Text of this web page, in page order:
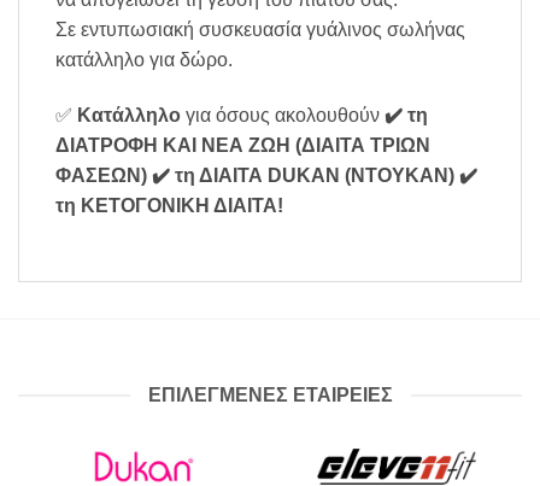
Σε εντυπωσιακή συσκευασία γυάλινος σωλήνας
κατάλληλο για δώρο.
✅ Κατάλληλο για όσους ακολουθούν ✔️ τη
ΔΙΑΤΡΟΦΗ ΚΑΙ ΝΕΑ ΖΩΗ (ΔΙΑΙΤΑ ΤΡΙΩΝ
ΦΑΣΕΩΝ) ✔️ τη ΔΙΑΙΤΑ DUKAN (ΝΤΟΥΚΑΝ) ✔️
τη ΚΕΤΟΓΟΝΙΚΗ ΔΙΑΙΤΑ!
ΕΠΙΛΕΓΜΕΝΕΣ ΕΤΑΙΡΕΙΕΣ